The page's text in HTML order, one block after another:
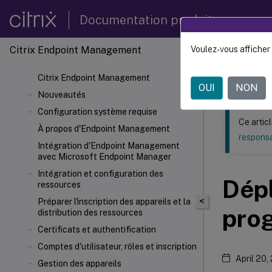
Documentation produit
Citrix Endpoint Management
Citrix Endpoint Management
Nouveautés
Configuration système requise
À propos d'Endpoint Management
Intégration d'Endpoint Management
avec Microsoft Endpoint Manager
Intégration et configuration des
ressources
Préparer l'inscription des appareils et la
distribution des ressources
Certificats et authentification
Comptes d'utilisateur, rôles et inscription
Gestion des appareils
Ce contenu a
Citrix
<
Ce
April 20,
Voulez-vous
OUI NON